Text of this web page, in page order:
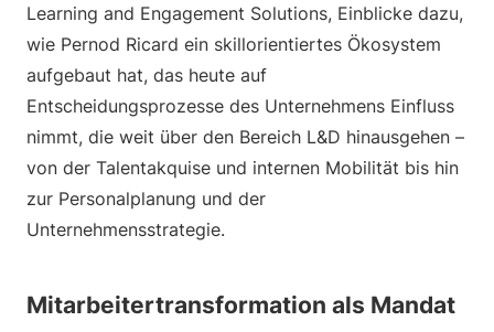
Learning and Engagement Solutions, Einblicke dazu,
wie Pernod Ricard ein skillorientiertes Ökosystem
aufgebaut hat, das heute auf
Entscheidungsprozesse des Unternehmens Einfluss
nimmt, die weit über den Bereich L&D hinausgehen –
von der Talentakquise und internen Mobilität bis hin
zur Personalplanung und der
Unternehmensstrategie.
Mitarbeitertransformation als Mandat